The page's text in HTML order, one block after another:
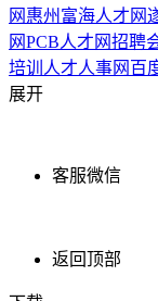
网 惠州富海人才网
网PCB人才网招聘
培训 人才人事网 百
展开
客服微信
返回顶部